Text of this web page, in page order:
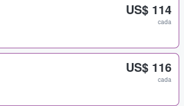
US$ 114
cada
US$ 116
cada